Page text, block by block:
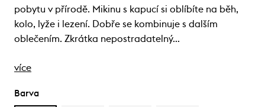
pobytu v přírodě. Mikinu s kapucí si oblíbíte na běh,
kolo, lyže i lezení. Dobře se kombinuje s dalším
oblečením. Zkrátka nepostradatelný…
více
Barva